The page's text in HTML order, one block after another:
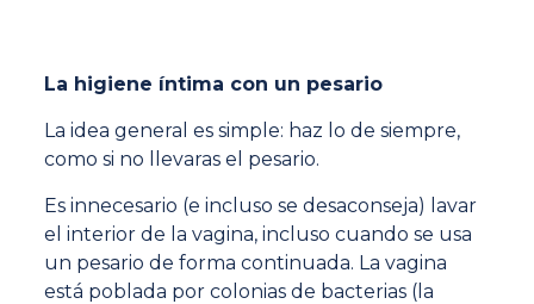
La higiene íntima con un pesario
La idea general es simple: haz lo de siempre,
como si no llevaras el pesario.
Es innecesario (e incluso se desaconseja) lavar
el interior de la vagina, incluso cuando se usa
un pesario de forma continuada. La vagina
está poblada por colonias de bacterias (la